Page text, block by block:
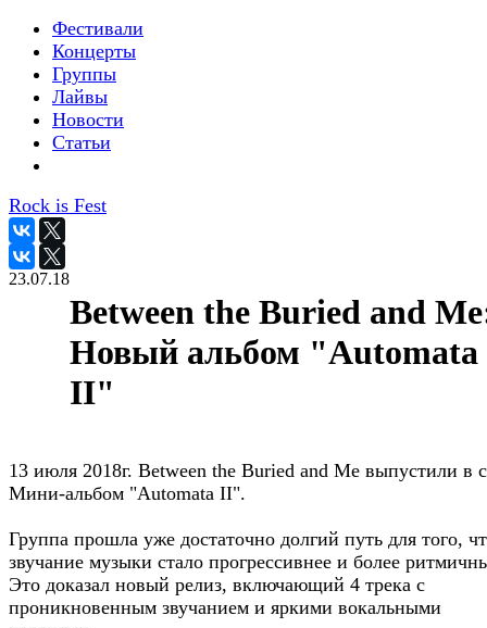
Фестивали
Концерты
Группы
Лайвы
Новости
Статьи
Rock is Fest
23.07.18
Between the Buried and
Новый альбом "Automata
II"
13 июля 2018г. Between the Buried and Me выпустили в
Мини-альбом "Automata II".
Группа прошла уже достаточно долгий путь для того,
звучание музыки стало прогрессивнее и более
Это доказал новый релиз, включающий 4 трека с
проникновенным звучанием и яркими вокальными